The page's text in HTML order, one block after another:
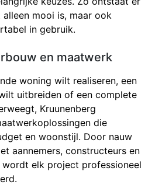
mooi is, maar ook
in gebruik.
en maatwerk
woning wilt realiseren, een
uitbreiden of een complete
Kruunenberg
die
en woonstijl. Door nauw
aannemers, constructeurs en
wordt elk project professioneel